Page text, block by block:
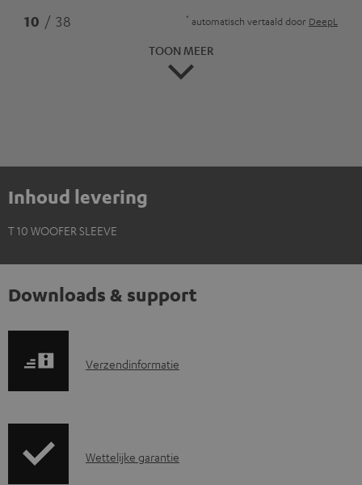
10 / 38 * automatisch vertaald door DeepL
TOON MEER
Inhoud levering
T 10 WOOFER SLEEVE
Downloads & support
V
e
Verzendinformatie
G
Wettelijke garantie